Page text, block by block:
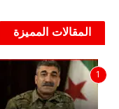
المقالات المميزة
1